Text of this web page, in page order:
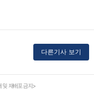
다른기사 보기
및 재배포 금지>